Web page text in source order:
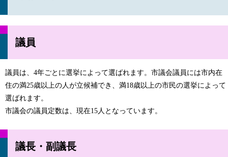
議員
議員は、4年ごとに選挙によって選ばれます。市議会議員には市内在
住の満25歳以上の人が立候補でき、満18歳以上の市民の選挙によって
選ばれます。
市議会の議員定数は、現在15人となっています。
議長・副議長